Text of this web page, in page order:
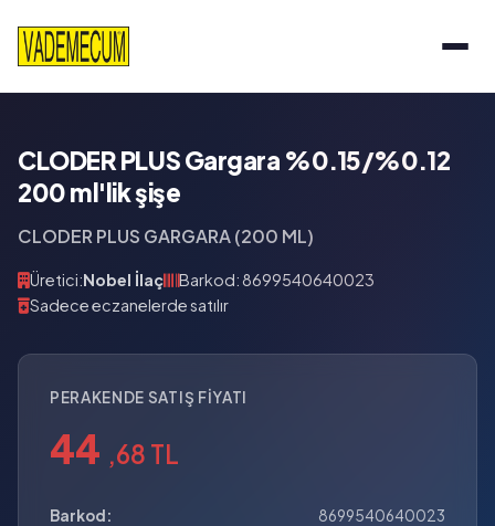
CLODER PLUS Gargara %0.15/%0.12
200 ml'lik şişe
CLODER PLUS GARGARA (200 ML)
Üretici:Nobel İlaç
Barkod: 8699540640023
Sadece eczanelerde satılır
PERAKENDE SATIŞ FIYATI
44 ,68 TL
Barkod:
8699540640023